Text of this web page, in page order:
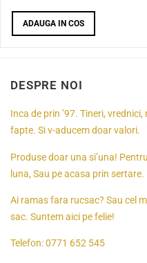
ADAUGA IN COS
DESPRE NOI
Inca de prin ’97. Tineri,
fapte. Si v-aducem doar valori.
Produse doar una si’una!
luna, Sau pe acasa prin sertare.
Ai ramas fara rucsac? Sau cel
sac. Suntem aici pe felie!
Telefon:0771 652 545